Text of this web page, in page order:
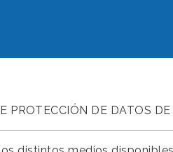
DE DATOS DE